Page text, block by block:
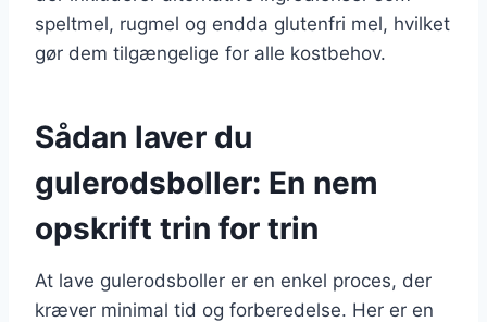
speltmel, rugmel og endda glutenfri mel, hvilket
gør dem tilgængelige for alle kostbehov.
Sådan laver du
gulerodsboller: En nem
opskrift trin for trin
At lave gulerodsboller er en enkel proces, der
kræver minimal tid og forberedelse. Her er en